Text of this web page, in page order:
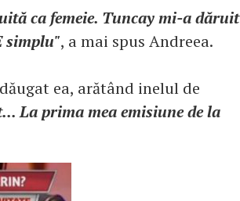
ca femeie. Tuncay mi-a dăruit
simplu", a mai spus Andreea.
ea, arătând inelul de
La prima mea emisiune de la